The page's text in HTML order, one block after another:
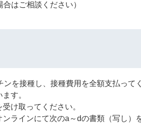
はご相談ください）
ンを接種し、接種費用を全額支払って
す。
け取ってください。
ラインにて次のa～dの書類（写し）